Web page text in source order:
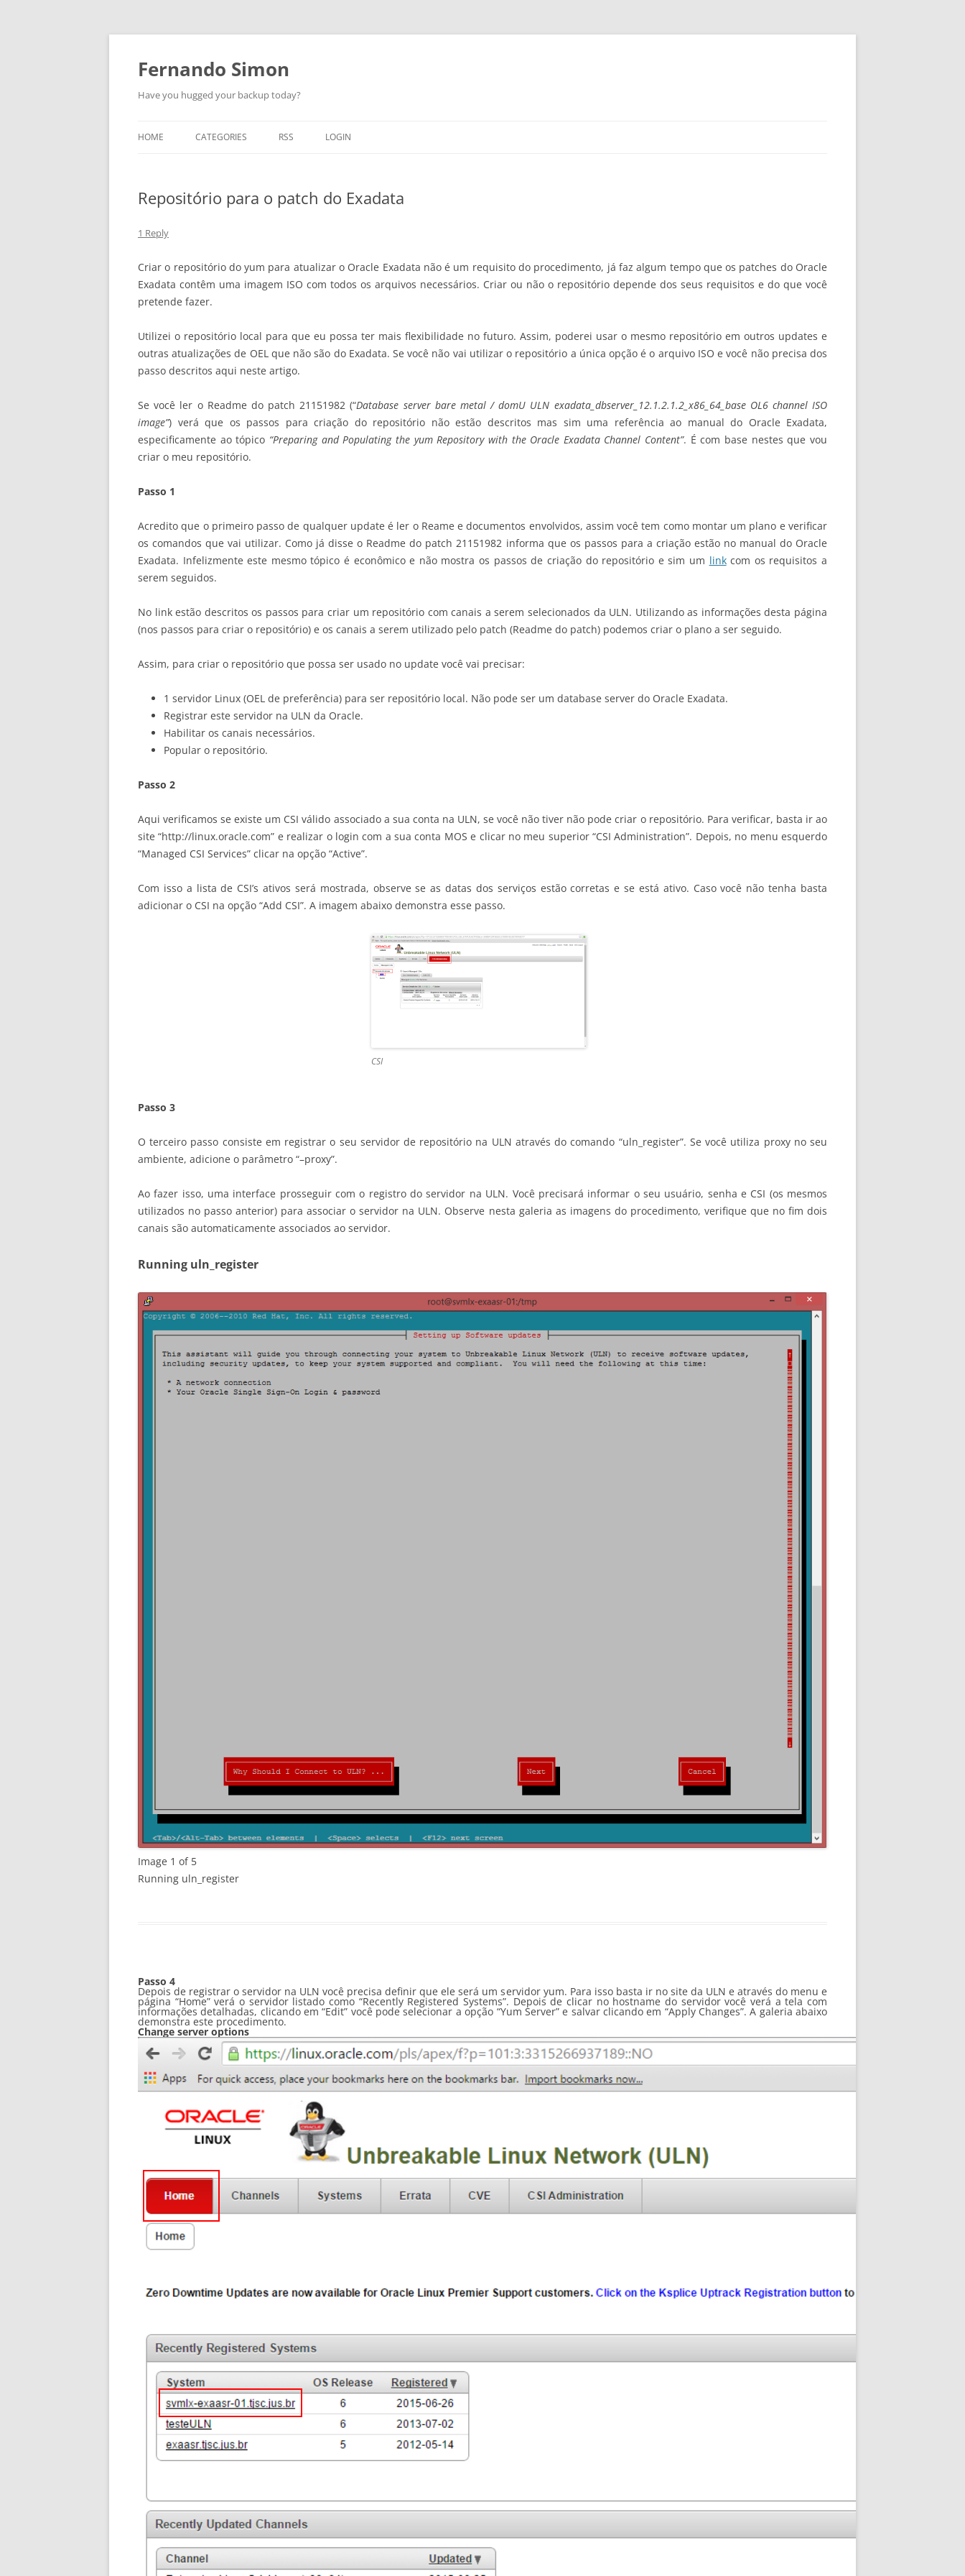
Skip
Fernando Simon
Have you hugged your backup today?
HOME CATEGORIES
EXADATA
ZDLRA
RSS LOGIN
Repositório para o patch do Exadata
1 Reply
Criar o repositório do yum para atualizar o Oracle Exadata não é um requisito do procedimento, já faz algum tempo que os patches do Oracle
Exadata contêm uma imagem ISO com todos os arquivos necessários. Criar ou não o repositório depende dos seus requisitos e do que você
pretende fazer.
Utilizei o repositório local para que eu possa ter mais flexibilidade no futuro. Assim, poderei usar o mesmo repositório em outros updates e
outras atualizações de OEL que não são do Exadata. Se você não vai utilizar o repositório a única opção é o arquivo ISO e você não precisa dos
passo descritos aqui neste artigo.
Se você ler o Readme do patch 21151982 (“Database server bare metal / domU ULN exadata_dbserver_12.1.2.1.2_x86_64_base OL6 channel ISO
image”) verá que os passos para criação do repositório não estão descritos mas sim uma referência ao manual do Oracle Exadata,
especificamente ao tópico “Preparing and Populating the yum Repository with the Oracle Exadata Channel Content”. É com base nestes que vou
criar o meu repositório.
Passo 1
Acredito que o primeiro passo de qualquer update é ler o Reame e documentos envolvidos, assim você tem como montar um plano e verificar
os comandos que vai utilizar. Como já disse o Readme do patch 21151982 informa que os passos para a criação estão no manual do Oracle
Exadata. Infelizmente este mesmo tópico é econômico e não mostra os passos de criação do repositório e sim um linkcom os requisitos a
serem seguidos.
No link estão descritos os passos para criar um repositório com canais a serem selecionados da ULN. Utilizando as informações desta página
(nos passos para criar o repositório) e os canais a serem utilizado pelo patch (Readme do patch) podemos criar o plano a ser seguido.
Assim, para criar o repositório que possa ser usado no update você vai precisar:
1 servidor Linux (OEL de preferência) para ser repositório local. Não pode ser um database server do Oracle Exadata.
Registrar este servidor na ULN da Oracle.
Habilitar os canais necessários.
Popular o repositório.
Passo 2
Aqui verificamos se existe um CSI válido associado a sua conta na ULN, se você não tiver não pode criar o repositório. Para verificar, basta ir ao
site “http://linux.oracle.com” e realizar o login com a sua conta MOS e clicar no meu superior “CSI Administration”. Depois, no menu esquerdo
“Managed CSI Services” clicar na opção “Active”.
Com isso a lista de CSI’s ativos será mostrada, observe se as datas dos serviços estão corretas e se está ativo. Caso você não tenha basta
adicionar o CSI na opção “Add CSI”. A imagem abaixo demonstra esse passo.
CSI
Passo 3
O terceiro passo consiste em registrar o seu servidor de repositório na ULN através do comando “uln_register”. Se você utiliza proxy no seu
ambiente, adicione o parâmetro “–proxy”.
Ao fazer isso, uma interface prosseguir com o registro do servidor na ULN. Você precisará informar o seu usuário, senha e CSI (os mesmos
utilizados no passo anterior) para associar o servidor na ULN. Observe nesta galeria as imagens do procedimento, verifique que no fim dois
canais são automaticamente associados ao servidor.
Running uln_register
Image 1 of 5
Running uln_register
Passo 4
Depois de registrar o servidor na ULN você precisa definir que ele será um servidor yum. Para isso basta ir no site da ULN e através do menu e
página “Home” verá o servidor listado como “Recently Registered Systems”. Depois de clicar no hostname do servidor você verá a tela com
informações detalhadas, clicando em “Edit” você pode selecionar a opção “Yum Server” e salvar clicando em “Apply Changes”. A galeria abaixo
demonstra este procedimento.
Change server options